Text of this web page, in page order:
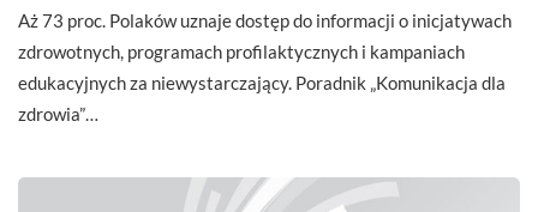
Aż 73 proc. Polaków uznaje dostęp do informacji o inicjatywach
zdrowotnych, programach profilaktycznych i kampaniach
edukacyjnych za niewystarczający. Poradnik „Komunikacja dla
zdrowia”…